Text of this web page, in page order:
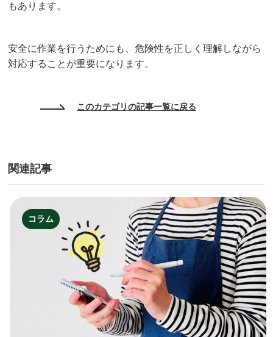
もあります。
安全に作業を行うためにも、危険性を正しく理解しながら
対応することが重要になります。
このカテゴリの記事一覧に戻る
関連記事
コラム